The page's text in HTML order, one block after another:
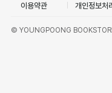
이용약관 개인정보처
© YOUNGPOONG